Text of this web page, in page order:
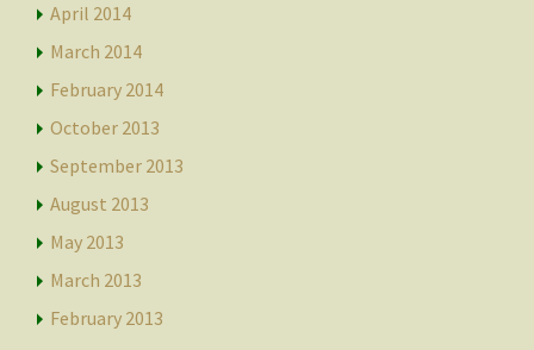
April 2014
March 2014
February 2014
October 2013
September 2013
August 2013
May 2013
March 2013
February 2013